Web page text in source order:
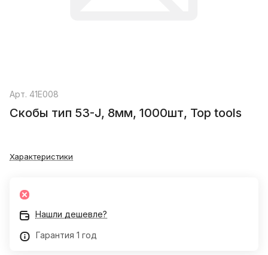
Арт. 41E008
Скобы тип 53-J, 8мм, 1000шт, Top tools
Характеристики
Нашли дешевле?
Гарантия 1 год